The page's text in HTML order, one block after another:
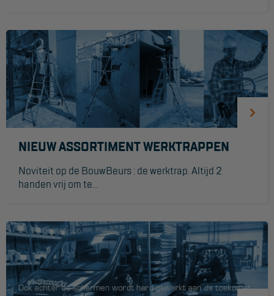
Project toepassingen
Laagbouw
Hoogbouw
Industrie
Projectvoorbeelden
KEURING
Keuring en Inspectie
Steigers
Valbeveiliging
Reparatie en onderhoud
NIEUW ASSORTIMENT WERKTRAPPEN
Noviteit op de BouwBeurs : de werktrap. Altijd 2
handen vrij om te...